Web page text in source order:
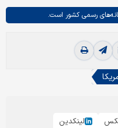
رسمی کشور است.
لینکدین